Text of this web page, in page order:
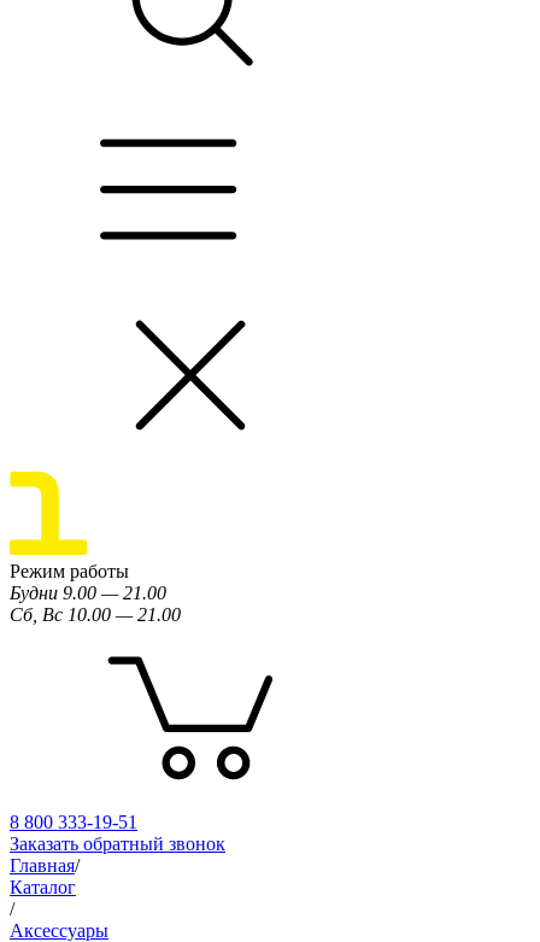
Режим работы
Будни 9.00 — 21.00
Сб, Вс 10.00 — 21.00
8 800 333-19-51
Заказать обратный звонок
Главная/
Каталог
/
Аксессуары